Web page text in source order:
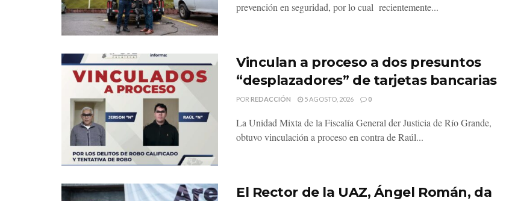
prevención en seguridad, por lo cual recientemente...
Vinculan a proceso a dos presuntos
“desplazadores” de tarjetas bancarias
POR REDACCIÓN 5 AGOSTO, 2026 0
La Unidad Mixta de la Fiscalía General der Justicia de Río Grande,
obtuvo vinculación a proceso en contra de Raúl...
El Rector de la UAZ, Ángel Román, da